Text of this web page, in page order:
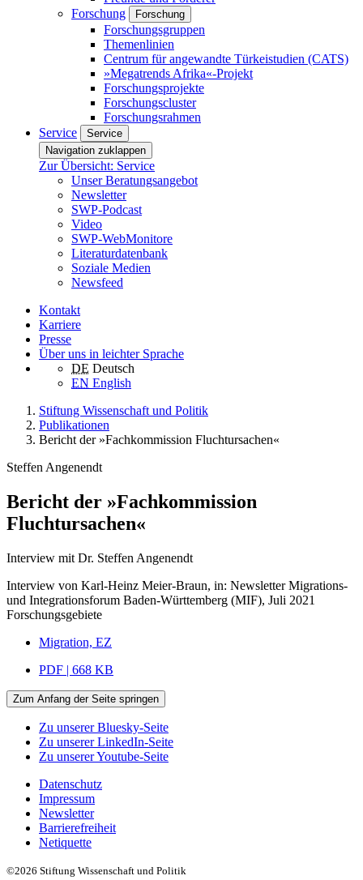
Forschung
Forschung
Forschungsgruppen
Themenlinien
Centrum für angewandte Türkeistudien (CATS)
»Megatrends Afrika«-Projekt
Forschungsprojekte
Forschungscluster
Forschungsrahmen
Service
Service
Navigation zuklappen
Zur Übersicht: Service
Unser Beratungsangebot
Newsletter
SWP-Podcast
Video
SWP-WebMonitore
Literaturdatenbank
Soziale Medien
Newsfeed
Kontakt
Karriere
Presse
Über uns in leichter Sprache
DE Deutsch
EN English
Stiftung Wissenschaft und Politik
Publikationen
Bericht der »Fachkommission Fluchtursachen«
Steffen Angenendt
Bericht der »Fachkommission
Fluchtursachen«
Interview mit Dr. Steffen Angenendt
Interview von Karl-Heinz Meier-Braun, in: Newsletter Migrations-
und Integrationsforum Baden-Württemberg (MIF), Juli 2021
Forschungsgebiete
Migration, EZ
PDF | 668 KB
Zum Anfang der Seite springen
Zu unserer Bluesky-Seite
Zu unserer LinkedIn-Seite
Zu unserer Youtube-Seite
Datenschutz
Impressum
Newsletter
Barrierefreiheit
Netiquette
©2026 Stiftung Wissenschaft und Politik